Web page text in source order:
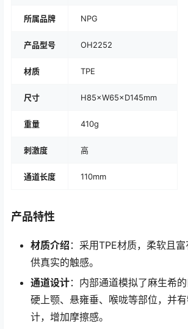
所属品牌 NPG
产品型号 OH2252
材质 TPE
尺寸 H85×W65×D145mm
重量 410g
刺激度 高
通道长度 110mm
产品特性
材质介绍 ：采用TPE材质，柔软且
供真实的触感。
通道设计：内部通道模拟了麻生希
硬上颚、悬雍垂、喉咙等部位，并
计，增加摩擦感。